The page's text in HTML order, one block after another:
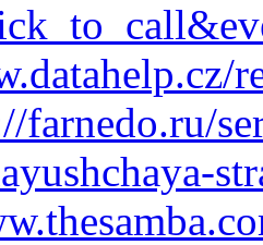
farnedo.ru/